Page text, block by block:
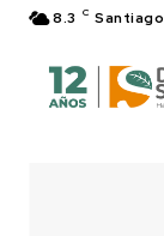
8.3 C Santiago